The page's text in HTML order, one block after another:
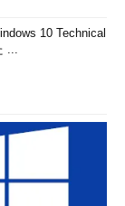
10 Technical
...